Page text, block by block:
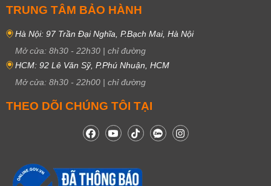
TRUNG TÂM BẢO HÀNH
Hà Nội: 97 Trần Đại Nghĩa, P.Bạch Mai, Hà Nội
Mở cửa: 8h30 - 22h30 | chỉ đường
HCM: 92 Lê Văn Sỹ, P.Phú Nhuận, HCM
Mở cửa: 8h30 - 22h00 | chỉ đường
THEO DÕI CHÚNG TÔI TẠI